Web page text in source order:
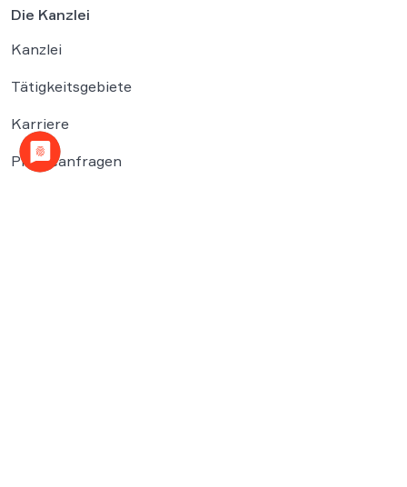
Die Kanzlei
Kanzlei
Tätigkeitsgebiete
Karriere
Presseanfragen